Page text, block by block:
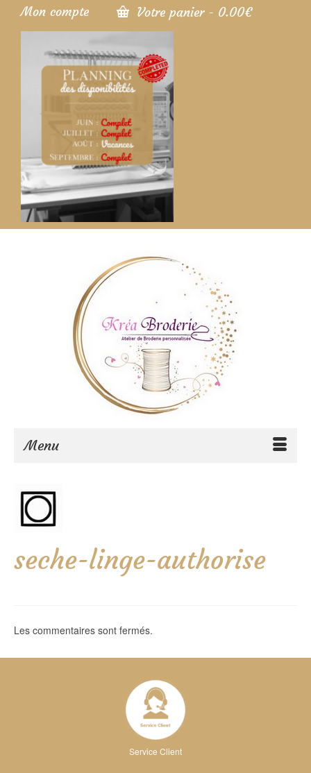
Mon compte Votre panier - 0.00€
Menu
seche-linge-authorise
Les commentaires sont fermés.
Service Client